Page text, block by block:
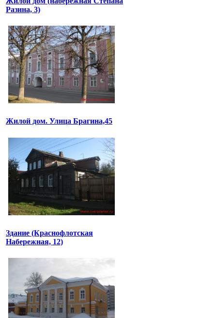
Разина, 3)
Жилой дом. Улица Брагина,45
Здание (Краснофлотская
Набережная, 12)